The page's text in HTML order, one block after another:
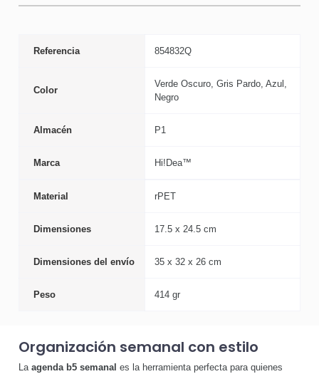
Referencia 854832Q
Color
Verde Oscuro, Gris Pardo, Azul,
Negro
Almacén P1
Marca Hi!Dea™
Material rPET
Dimensiones 17.5 x 24.5 cm
Dimensiones del envío 35 x 32 x 26 cm
Peso 414 gr
Organización semanal con estilo
La agenda b5 semanal es la herramienta perfecta para quienes